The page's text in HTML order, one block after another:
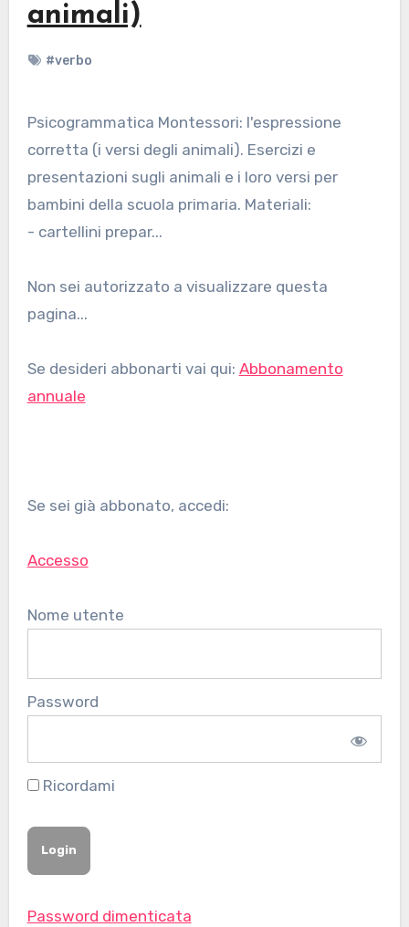
animali)
#verbo
Psicogrammatica Montessori: l'espressione
corretta (i versi degli animali). Esercizi e
presentazioni sugli animali e i loro versi per
bambini della scuola primaria. Materiali:
- cartellini prepar...
Non sei autorizzato a visualizzare questa
pagina...
Se desideri abbonarti vai qui: Abbonamento
annuale
Se sei già abbonato, accedi:
Accesso
Nome utente
Password
Ricordami
Password dimenticata